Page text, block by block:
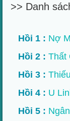
>> Danh
Hồi 1 : Nợ
Hồi 2 : Thất
Hồi 3 :
Hồi 4 : U
Hồi 5 :